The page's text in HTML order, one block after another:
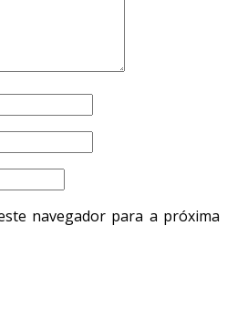
navegador para a próxima